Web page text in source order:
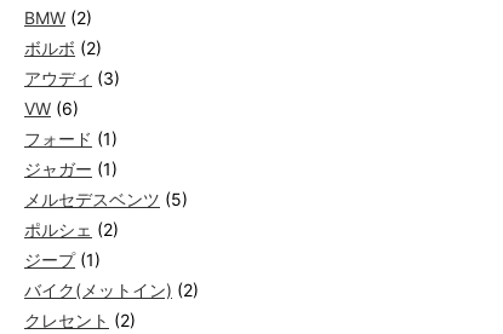
BMW (2)
ボルボ (2)
アウディ (3)
VW (6)
フォード (1)
ジャガー (1)
メルセデスベンツ (5)
ポルシェ (2)
ジープ(1)
バイク(メットイン) (2)
クレセント (2)